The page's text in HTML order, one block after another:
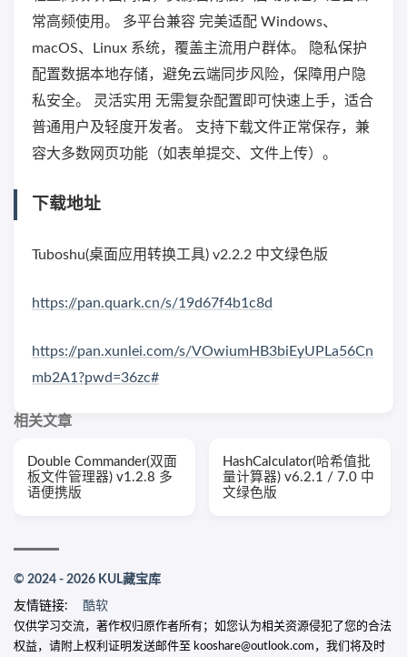
常高频使用。 多平台兼容 完美适配 Windows、
macOS、Linux 系统，覆盖主流用户群体。 隐私保护
配置数据本地存储，避免云端同步风险，保障用户隐
私安全。 灵活实用 无需复杂配置即可快速上手，适合
普通用户及轻度开发者。 支持下载文件正常保存，兼
容大多数网页功能（如表单提交、文件上传）。
下载地址
Tuboshu(桌面应用转换工具) v2.2.2 中文绿色版
https://pan.quark.cn/s/19d67f4b1c8d
https://pan.xunlei.com/s/VOwiumHB3biEyUPLa56Cn
mb2A1?pwd=36zc#
相关文章
Double Commander(双面
板文件管理器) v1.2.8 多
语便携版
HashCalculator(哈希值批
量计算器) v6.2.1 / 7.0 中
文绿色版
© 2024 - 2026 KUL藏宝库
友情链接: 酷软
仅供学习交流，著作权归原作者所有；如您认为相关资源侵犯了您的合法
权益，请附上权利证明发送邮件至 kooshare@outlook.com，我们将及时